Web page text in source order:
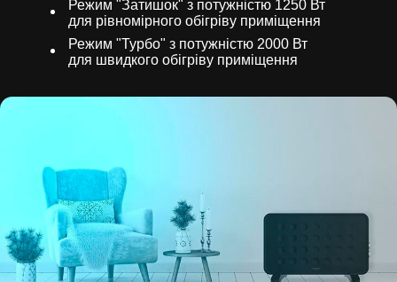
Режим "Затишок" з потужністю 1250 Вт
для рівномірного обігріву приміщення
Режим "Турбо" з потужністю 2000 Вт
для швидкого обігріву приміщення